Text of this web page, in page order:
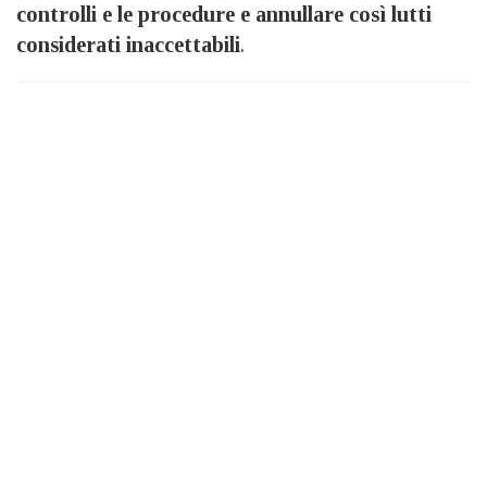
controlli e le procedure e annullare così lutti
considerati inaccettabili.